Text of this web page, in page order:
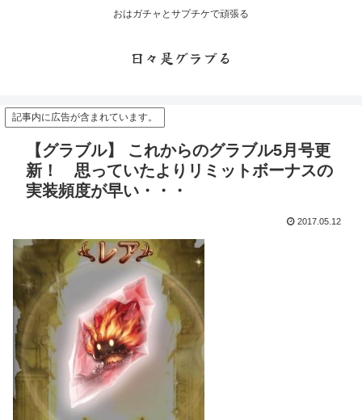
おはガチャとサプチケで頑張る
日々是グラブる
記事内に広告が含まれています。
【グラブル】 これからのグラブル5月号更
新！ 思っていたよりリミットボーナスの
実装頻度が早い・・・
2017.05.12